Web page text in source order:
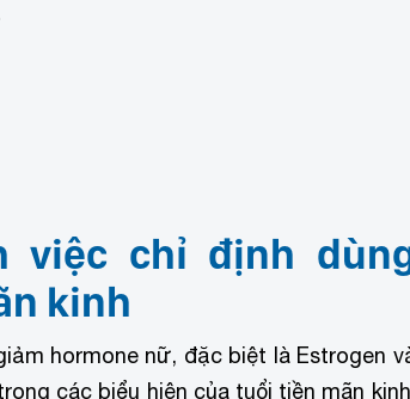
việc chỉ định
kinh
hormone nữ, đặc biệt là Estrogen
các biểu hiện của tuổi tiền mãn